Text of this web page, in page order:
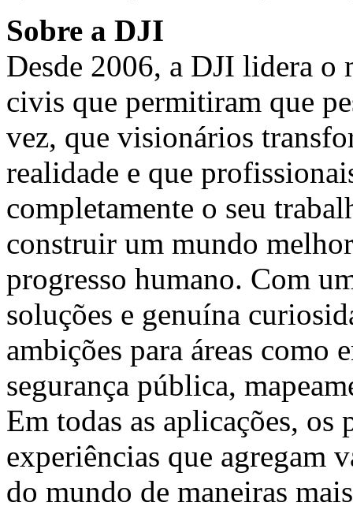
Sobre a DJI
Desde 2006, a DJI lidera o
civis que permitiram que
vez, que visionários
realidade e que
completamente o seu
construir um mundo
progresso humano. Com
soluções e genuína
ambições para áreas como
segurança pública,
Em todas as aplicações,
experiências que agregam
do mundo de maneiras